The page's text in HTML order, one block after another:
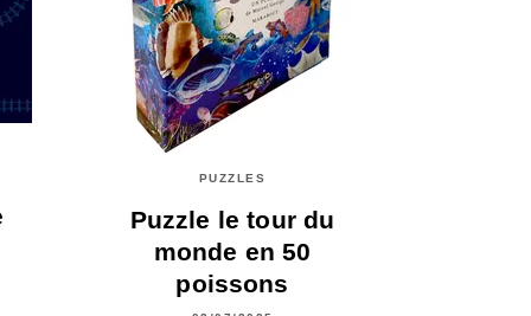
PUZZLES
Puzzle le tour du
monde en 50
poissons